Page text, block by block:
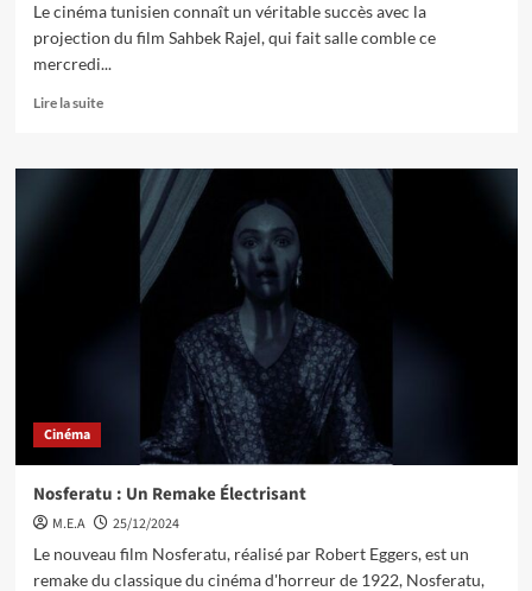
Le cinéma tunisien connaît un véritable succès avec la
projection du film Sahbek Rajel, qui fait salle comble ce
mercredi...
Lire la suite
Cinéma
Nosferatu : Un Remake Électrisant
M.E.A
25/12/2024
Le nouveau film Nosferatu, réalisé par Robert Eggers, est un
remake du classique du cinéma d'horreur de 1922, Nosferatu,